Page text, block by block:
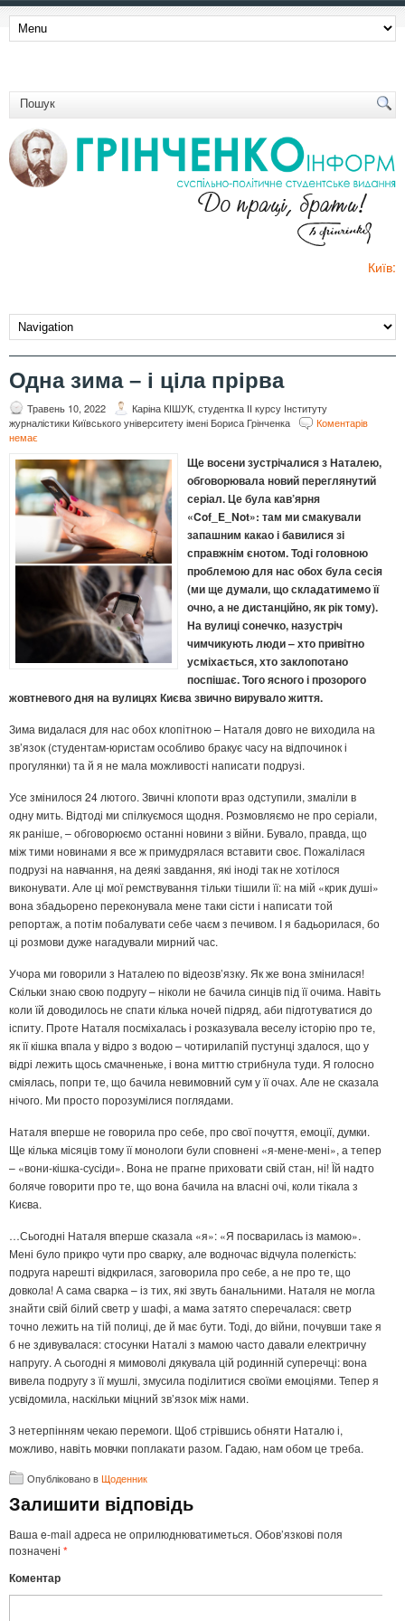
Київ:
Одна зима – і ціла прірва
Травень 10, 2022
Каріна КІШУК, студентка ІІ курсу Інституту
журналістики Київського університету імені Бориса Грінченка
Коментарів
немає
Ще восени зустрічалися з Наталею,
обговорювала новий переглянутий
серіал. Це була кав’ярня
«Cof_E_Not»: там ми смакували
запашним какао і бавилися зі
справжнім єнотом. Тоді головною
проблемою для нас обох була сесія
(ми ще думали, що складатимемо її
очно, а не дистанційно, як рік тому).
На вулиці сонечко, назустріч
чимчикують люди – хто привітно
усміхається, хто заклопотано
поспішає. Того ясного і прозорого
жовтневого дня на вулицях Києва звично вирувало життя.
Зима видалася для нас обох клопітною – Наталя довго не виходила на
зв’язок (студентам-юристам особливо бракує часу на відпочинок і
прогулянки) та й я не мала можливості написати подрузі.
Усе змінилося 24 лютого. Звичні клопоти враз одступили, змаліли в
одну мить. Відтоді ми спілкуємося щодня. Розмовляємо не про серіали,
як раніше, – обговорюємо останні новини з війни. Бувало, правда, що
між тими новинами я все ж примудрялася вставити своє. Пожалілася
подрузі на навчання, на деякі завдання, які іноді так не хотілося
виконувати. Але ці мої ремствування тільки тішили її: на мій «крик душі»
вона збадьорено переконувала мене таки сісти і написати той
репортаж, а потім побалувати себе чаєм з печивом. І я бадьорилася, бо
ці розмови дуже нагадували мирний час.
Учора ми говорили з Наталею по відеозв’язку. Як же вона змінилася!
Скільки знаю свою подругу – ніколи не бачила синців під її очима. Навіть
коли їй доводилось не спати кілька ночей підряд, аби підготуватися до
іспиту. Проте Наталя посміхалась і розказувала веселу історію про те,
як її кішка впала у відро з водою – чотирилапій пустунці здалося, що у
відрі лежить щось смачненьке, і вона миттю стрибнула туди. Я голосно
сміялась, попри те, що бачила невимовний сум у її очах. Але не сказала
нічого. Ми просто порозумілися поглядами.
Наталя вперше не говорила про себе, про свої почуття, емоції, думки.
Ще кілька місяців тому її монологи були сповнені «я-мене-мені», а тепер
– «вони-кішка-сусіди». Вона не прагне приховати свій стан, ні! Їй надто
боляче говорити про те, що вона бачила на власні очі, коли тікала з
Києва.
…Сьогодні Наталя вперше сказала «я»: «Я посварилась із мамою».
Мені було прикро чути про сварку, але водночас відчула полегкість:
подруга нарешті відкрилася, заговорила про себе, а не про те, що
довкола! А сама сварка – із тих, які звуть банальними. Наталя не могла
знайти свій білий светр у шафі, а мама затято сперечалася: светр
точно лежить на тій полиці, де й має бути. Тоді, до війни, почувши таке я
б не здивувалася: стосунки Наталі з мамою часто давали електричну
напругу. А сьогодні я мимоволі дякувала цій родинній суперечці: вона
вивела подругу з її мушлі, змусила поділитися своїми емоціями. Тепер я
усвідомила, наскільки міцний зв’язок між нами.
З нетерпінням чекаю перемоги. Щоб стрівшись обняти Наталю і,
можливо, навіть мовчки поплакати разом. Гадаю, нам обом це треба.
Опубліковано вЩоденник
Залишити відповідь
Ваша e-mail адреса не оприлюднюватиметься. Обов’язкові поля
позначені *
Коментар